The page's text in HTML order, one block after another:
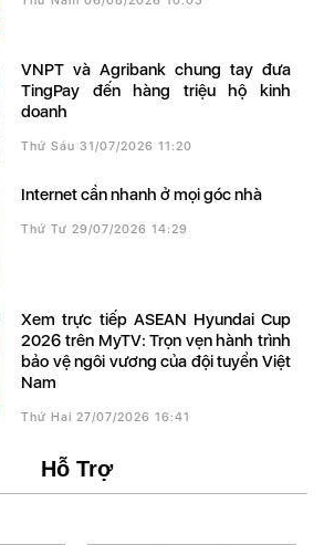
VNPT và Agribank chung tay đưa
TingPay đến hàng triệu hộ kinh
doanh
Thứ Sáu 31/07/2026 11:20
Internet cần nhanh ở mọi góc nhà
Thứ Tư 29/07/2026 14:29
Xem trực tiếp ASEAN Hyundai Cup
2026 trên MyTV: Trọn vẹn hành trình
bảo vệ ngôi vương của đội tuyển Việt
Nam
Thứ Hai 27/07/2026 16:41
Hỗ Trợ